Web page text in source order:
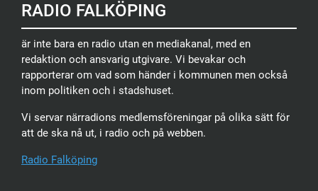
RADIO FALKÖPING
är inte bara en radio utan en mediakanal, med en
redaktion och ansvarig utgivare. Vi bevakar och
rapporterar om vad som händer i kommunen men också
inom politiken och i stadshuset.
Vi servar närradions medlemsföreningar på olika sätt för
att de ska nå ut, i radio och på webben.
Radio Falköping